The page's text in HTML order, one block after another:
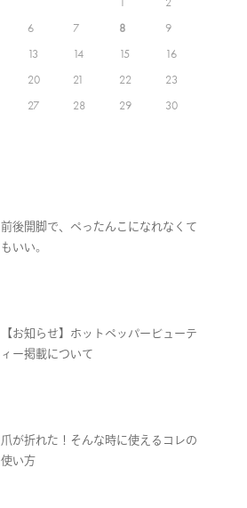
6 7 8
9
13 14 15
16
20 21 22
23
27 28 29
30
前後開脚で、ぺったんこになれなくて
もいい。
【お知らせ】ホットペッパービューテ
ィー掲載について
爪が折れた！そんな時に使えるコレの
使い方